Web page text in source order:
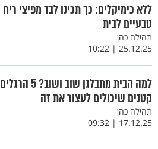
ללא כימיקלים: כך תכינו לבד מפיצי ריח
טבעיים לבית
תהילה כהן
25.12.25 | 10:22
למה הבית מתבלגן שוב ושוב? 5 הרגלים
קטנים שיכולים לעצור את זה
תהילה כהן
17.12.25 | 09:32